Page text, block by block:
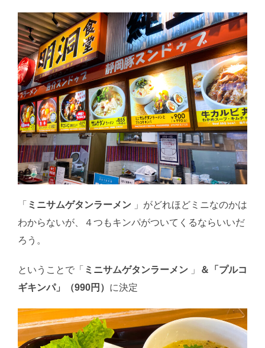
「 ミニサムゲタンラーメン 」がどれほどミニなのかは
わからないが、４つもキンパがついてくるならいいだ
ろう。
ということで「 ミニサムゲタンラーメン 」
＆「プルコ
ギキンパ」（990円） に決定